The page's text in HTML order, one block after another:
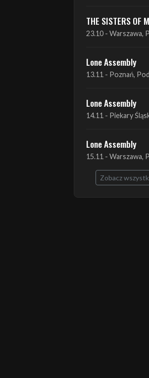
Lone Assembly
13.11 - Poznań,
Lone Assembly
14.11 - Piekary
Lone Assembly
15.11 - Warszawa,
Zobacz